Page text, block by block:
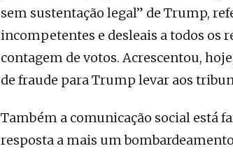
sem sustentação legal” de Trump,
incompetentes e desleais a todos os
contagem de votos. Acrescentou,
de fraude para Trump levar aos
Também a comunicação social está
resposta a mais um